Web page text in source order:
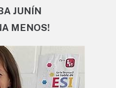
JUNÍN
MENOS!